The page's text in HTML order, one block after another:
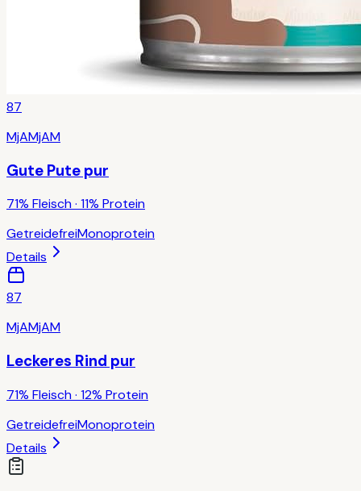
87
MjAMjAM
Gute Pute pur
71% Fleisch · 11% Protein
GetreidefreiMonoprotein
Details
87
MjAMjAM
Leckeres Rind pur
71% Fleisch · 12% Protein
GetreidefreiMonoprotein
Details